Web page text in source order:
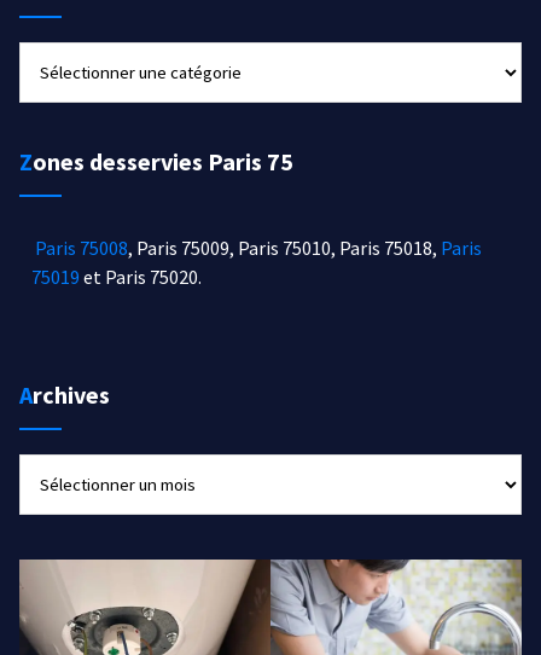
articles
Zones desservies Paris 75
Paris 75008, Paris 75009, Paris 75010, Paris 75018, Paris
75019 et Paris 75020.
Archives